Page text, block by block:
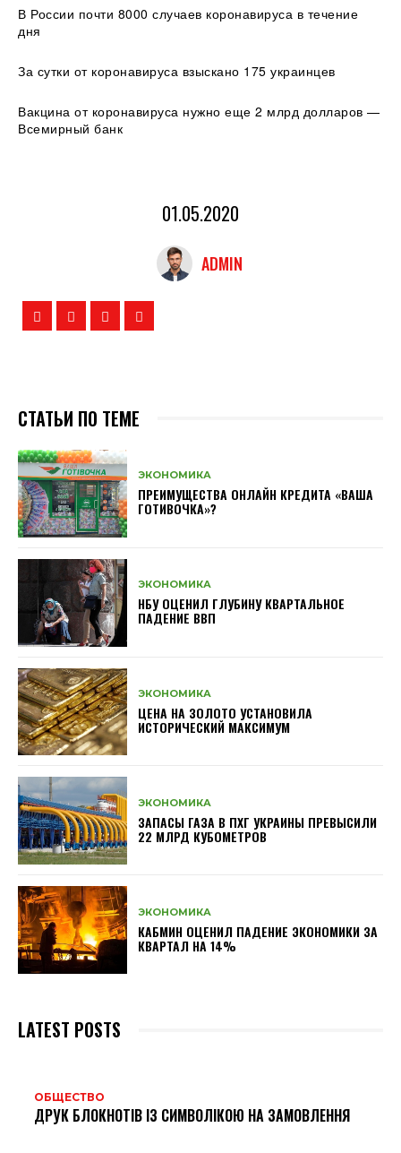
В России почти 8000 случаев коронавируса в течение
дня
За сутки от коронавируса взыскано 175 украинцев
Вакцина от коронавируса нужно еще 2 млрд долларов —
Всемирный банк
01.05.2020
ADMIN
СТАТЬИ ПО ТЕМЕ
ЭКОНОМИКА
ПРЕИМУЩЕСТВА ОНЛАЙН КРЕДИТА «ВАША
ГОТИВОЧКА»?
ЭКОНОМИКА
НБУ ОЦЕНИЛ ГЛУБИНУ КВАРТАЛЬНОЕ
ПАДЕНИЕ ВВП
ЭКОНОМИКА
ЦЕНА НА ЗОЛОТО УСТАНОВИЛА
ИСТОРИЧЕСКИЙ МАКСИМУМ
ЭКОНОМИКА
ЗАПАСЫ ГАЗА В ПХГ УКРАИНЫ ПРЕВЫСИЛИ
22 МЛРД КУБОМЕТРОВ
ЭКОНОМИКА
КАБМИН ОЦЕНИЛ ПАДЕНИЕ ЭКОНОМИКИ ЗА
КВАРТАЛ НА 14%
LATEST POSTS
ОБЩЕСТВО
ДРУК БЛОКНОТІВ ІЗ СИМВОЛІКОЮ НА ЗАМОВЛЕННЯ